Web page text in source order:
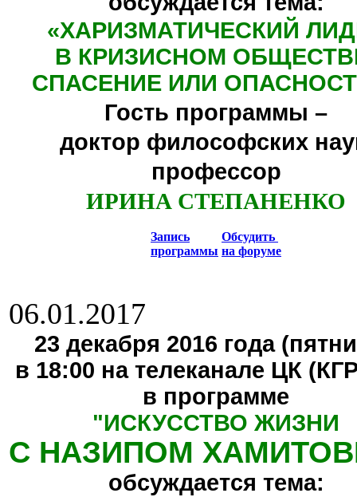
«ХАРИЗМАТИЧЕСКИЙ
В КРИЗИСНОМ
СПАСЕНИЕ ИЛИ
Гость программы –
доктор философских
профессор
ИРИНА СТЕПАНЕНКО
Запись
программы
Обсудить
на форуме
06.01.2017
23 декабря 2016 года
в 18:00 на телеканале ЦК
в программе
"ИСКУССТВО ЖИЗНИ
С НАЗИПОМ
обсуждается тема: